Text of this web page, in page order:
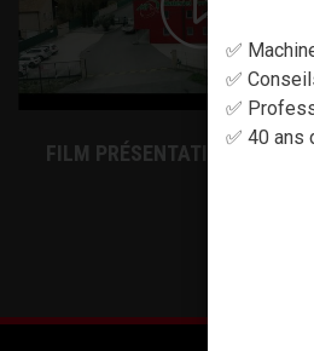
FILM PRÉSENTATION SOCIÉTÉ
✅
✅
✅
✅ 40 ans